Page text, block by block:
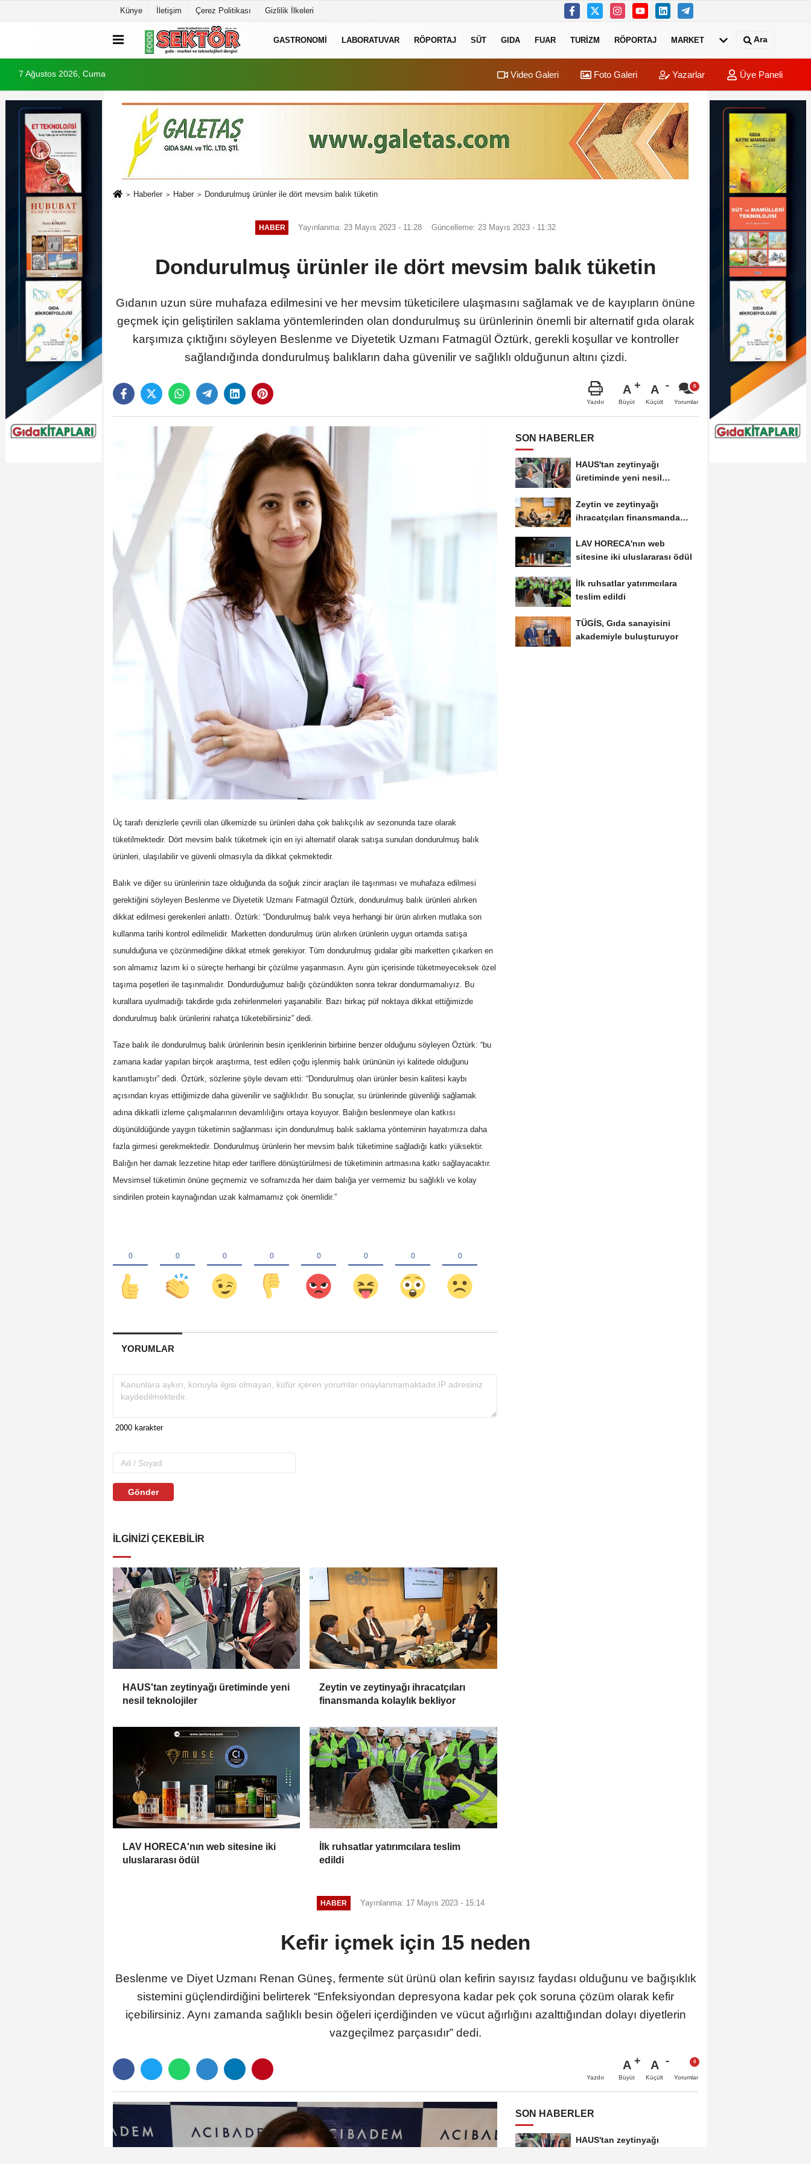
Künye İletişim Çerez Politikası Gizlilik İlkeleri
GASTRONOMI LABORATUVAR RÖPORTAJ SÜT GIDA FUAR TURIZM RÖPORTAJ MARKET Ara
7 Ağustos 2026, Cuma Video Galeri Foto Galeri Yazarlar Üye Paneli
Haberler Haber Dondurulmuş ürünler ile dört mevsim balık tüketin
HABER Yayınlanma: 23 Mayıs 2023 - 11:28 Güncelleme: 23 Mayıs 2023 - 11:32
Dondurulmuş ürünler ile dört mevsim balık tüketin
Gıdanın uzun süre muhafaza edilmesini ve her mevsim tüketicilere ulaşmasını sağlamak ve de kayıpların önüne
geçmek için geliştirilen saklama yöntemlerinden olan dondurulmuş su ürünlerinin önemli bir alternatif gıda olarak
karşımıza çıktığını söyleyen Beslenme ve Diyetetik Uzmanı Fatmagül Öztürk, gerekli koşullar ve kontroller
sağlandığında dondurulmuş balıkların daha güvenilir ve sağlıklı olduğunun altını çizdi.
Yazdır
A
Büyüt
A
Küçült Yorumlar
Üç tarafı denizlerle çevrili olan ülkemizde su ürünleri daha çok balıkçılık av sezonunda taze olarak
tüketilmektedir. Dört mevsim balık tüketmek için en iyi alternatif olarak satışa sunulan dondurulmuş balık
ürünleri, ulaşılabilir ve güvenli olmasıyla da dikkat çekmektedir.
Balık ve diğer su ürünlerinin taze olduğunda da soğuk zincir araçları ile taşınması ve muhafaza edilmesi
gerektiğini söyleyen Beslenme ve Diyetetik Uzmanı Fatmagül Öztürk, dondurulmuş balık ürünleri alırken
dikkat edilmesi gerekenleri anlattı. Öztürk: “Dondurulmuş balık veya herhangi bir ürün alırken mutlaka son
kullanma tarihi kontrol edilmelidir. Marketten dondurulmuş ürün alırken ürünlerin uygun ortamda satışa
sunulduğuna ve çözünmediğine dikkat etmek gerekiyor. Tüm dondurulmuş gıdalar gibi marketten çıkarken en
son almamız lazım ki o süreçte herhangi bir çözülme yaşanmasın. Aynı gün içerisinde tüketmeyeceksek özel
taşıma poşetleri ile taşınmalıdır. Dondurduğumuz balığı çözündükten sonra tekrar dondurmamalıyız. Bu
kurallara uyulmadığı takdirde gıda zehirlenmeleri yaşanabilir. Bazı birkaç püf noktaya dikkat ettiğimizde
dondurulmuş balık ürünlerini rahatça tüketebilirsiniz” dedi.
Taze balık ile dondurulmuş balık ürünlerinin besin içeriklerinin birbirine benzer olduğunu söyleyen Öztürk: “bu
zamana kadar yapılan birçok araştırma, test edilen çoğu işlenmiş balık ürününün iyi kalitede olduğunu
kanıtlamıştır” dedi. Öztürk, sözlerine şöyle devam etti: “Dondurulmuş olan ürünler besin kalitesi kaybı
açısından kıyas ettiğimizde daha güvenilir ve sağlıklıdır. Bu sonuçlar, su ürünlerinde güvenliği sağlamak
adına dikkatli izleme çalışmalarının devamlılığını ortaya koyuyor. Balığın beslenmeye olan katkısı
düşünüldüğünde yaygın tüketimin sağlanması için dondurulmuş balık saklama yönteminin hayatımıza daha
fazla girmesi gerekmektedir. Dondurulmuş ürünlerin her mevsim balık tüketimine sağladığı katkı yüksektir.
Balığın her damak lezzetine hitap eder tariflere dönüştürülmesi de tüketiminin artmasına katkı sağlayacaktır.
Mevsimsel tüketimin önüne geçmemiz ve soframızda her daim balığa yer vermemiz bu sağlıklı ve kolay
sindirilen protein kaynağından uzak kalmamamız çok önemlidir.”
YORUMLAR
Gönder
İLGINIZI ÇEKEBILIR
HAUS'tan zeytinyağı üretiminde yeni
nesil teknolojiler
Zeytin ve zeytinyağı ihracatçıları
finansmanda kolaylık bekliyor
LAV HORECA'nın web sitesine iki
uluslararası ödül
İlk ruhsatlar yatırımcılara teslim
edildi
SON HABERLER
HAUS'tan zeytinyağı
üretiminde yeni nesil
Zeytin ve zeytinyağı
ihracatçıları finansmanda
LAV HORECA'nın web
sitesine iki uluslararası ödül
İlk ruhsatlar yatırımcılara
teslim edildi
TÜGİS, Gıda sanayisini
akademiyle buluşturuyor
HABER Yayınlanma: 17 Mayıs 2023 - 15:14
Kefir içmek için 15 neden
Beslenme ve Diyet Uzmanı Renan Güneş, fermente süt ürünü olan kefirin sayısız faydası olduğunu ve bağışıklık
sistemini güçlendirdiğini belirterek “Enfeksiyondan depresyona kadar pek çok soruna çözüm olarak kefir
içebilirsiniz. Aynı zamanda sağlıklı besin öğeleri içerdiğinden ve vücut ağırlığını azalttığından dolayı diyetlerin
vazgeçilmez parçasıdır” dedi.
Yazdır
A
Büyüt
A
Küçült Yorumlar
SON HABERLER
HAUS'tan zeytinyağı